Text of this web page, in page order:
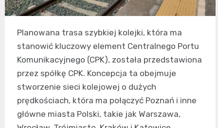
Planowana trasa szybkiej kolejki, która ma
stanowić kluczowy element Centralnego Portu
Komunikacyjnego (CPK), została przedstawiona
przez spółkę CPK. Koncepcja ta obejmuje
stworzenie sieci kolejowej o dużych
prędkościach, która ma połączyć Poznań i inne
główne miasta Polski, takie jak Warszawa,